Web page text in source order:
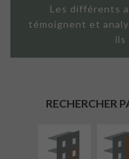
Les différents
témoignent et
ils
RECHERCHER
EXTÉRIEURE